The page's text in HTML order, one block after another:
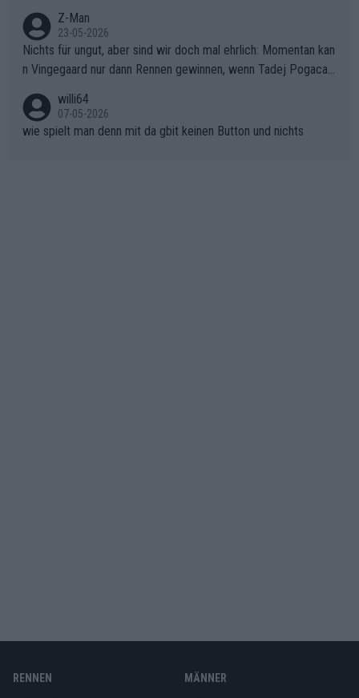
onkurrentin die "zweite Luft" schenkt, ist der Schaden am Ber
g kaum noch zu reparieren.Vor uns liegt nun das große Finale R
ichtung Nizza. Niewiadoma hat psychologisch Oberwasser, ab
er SD Worx und Vollering müssen jetzt All-In gehen. (gregman
n)
Z-Man
23-05-2026
Nichts für ungut, aber sind wir doch mal ehrlich: Momentan kan
n Vingegaard nur dann Rennen gewinnen, wenn Tadej Pogacar
willi64
07-05-2026
wie spielt man denn mit da gbit keinen Button und nichts
RENNEN MÄNNER